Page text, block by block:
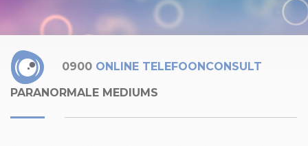
0900 ONLINE TELEFOONCONSULT
PARANORMALE MEDIUMS